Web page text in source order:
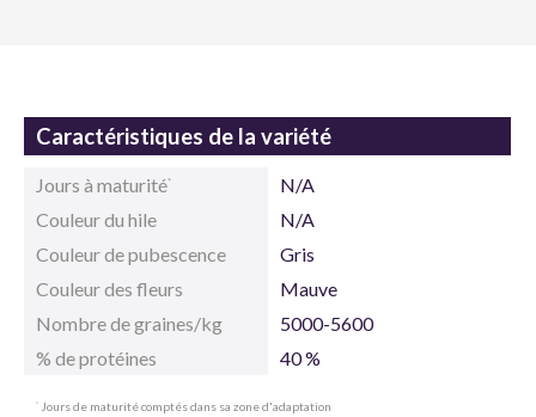
Caractéristiques de la variété
Jours à maturité*
N/A
Couleur du hile
N/A
Couleur de pubescence
Gris
Couleur des fleurs
Mauve
Nombre de graines/kg
5000-5600
% de protéines
40 %
* Jours de maturité comptés dans sa zone d'adaptation